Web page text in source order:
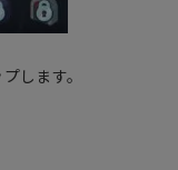
します。